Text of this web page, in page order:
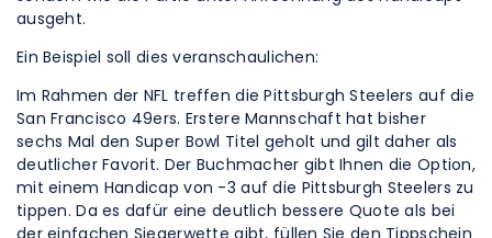
ausgeht.
Ein Beispiel soll dies veranschaulichen:
Im Rahmen der NFL treffen die Pittsburgh Steelers auf die
San Francisco 49ers. Erstere Mannschaft hat bisher
sechs Mal den Super Bowl Titel geholt und gilt daher als
deutlicher Favorit. Der Buchmacher gibt Ihnen die Option,
mit einem Handicap von -3 auf die Pittsburgh Steelers zu
tippen. Da es dafür eine deutlich bessere Quote als bei
der einfachen Siegerwette gibt, füllen Sie den Tippschein